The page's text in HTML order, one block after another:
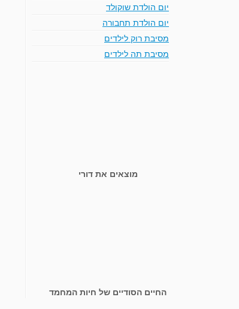
יום הולדת שוקולד
יום הולדת תחבורה
מסיבת רוק לילדים
מסיבת תה לילדים
מוצאים את דורי
החיים הסודיים של חיות המחמד